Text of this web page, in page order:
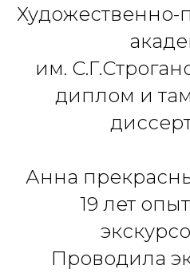
им.
диплом и
Анна
19 лет
Проводила